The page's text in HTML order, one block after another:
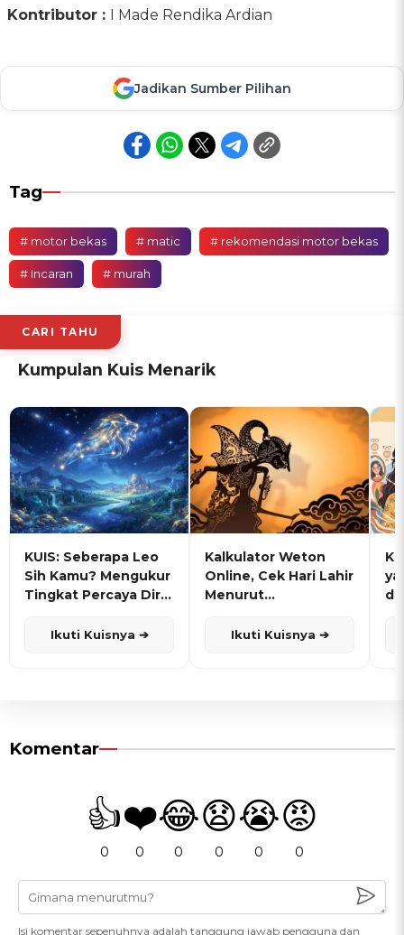
Kontributor : I Made Rendika Ardian
Jadikan Sumber Pilihan
Tag
# motor bekas # matic # rekomendasi motor bekas
# Incaran # murah
CARI TAHU
Kumpulan Kuis Menarik
KUIS: Seberapa Leo
Sih Kamu? Mengukur
Tingkat Percaya Diri
Ikuti Kuisnya ➔
Kalkulator Weton
Online, Cek Hari Lahir
Menurut
Ikuti Kuisnya ➔
Komentar
👍
0
❤️
0
😂
0
😧
0
😭
0
😡
0
Isi komentar sepenuhnya adalah tanggung jawab pengguna dan